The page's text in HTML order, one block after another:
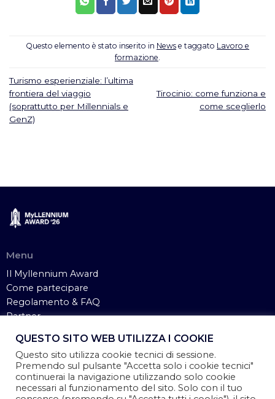
Questo elemento è stato inserito in News e taggato Lavoro e
formazione
Turismo esperienziale: l’ultima
frontiera del viaggio
(soprattutto per Millennials e
GenZ)
Tirocinio: come funziona e
come sceglierlo
Menu
Il Myllennium Award
Come partecipare
Regolamento & FAQ
Partner
Contatti
Legal
Cookie Policy
QUESTO SITO WEB UTILIZZA I COOKIE
Questo sito utilizza cookie tecnici di sessione.
Premendo sul pulsante "Accetta solo i cookie tecnici"
continuerai la navigazione utilizzando solo cookie
necessari al funzionamento del sito. Solo con il tuo